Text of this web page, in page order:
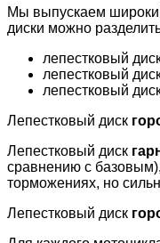
Мы выпускаем
диски можно
лепестковый
лепестковый
лепестковый
Лепестковый диск
Лепестковый диск
сравнению с
торможениях, но
Лепестковый диск